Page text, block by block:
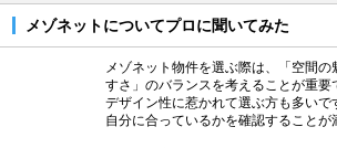
メゾネットについてプロに聞いてみた
メゾネット物件を選ぶ際は、「空間
すさ」のバランスを考えることが重要
デザイン性に惹かれて選ぶ方も多いで
自分に合っているかを確認することが